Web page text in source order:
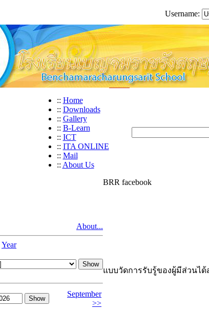
Username:
:: Home
:: Downloads
:: Gallery
:: B-Learn
:: ICT
:: ITA ONLINE
:: Mail
:: About Us
About...
Year
September
>>
BRR facebook
แบบวัดการรับรู้ของผู้มีส่วนได้